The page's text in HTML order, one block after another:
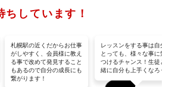
ちしています！
札幌駅の近くだからお仕事
がしやすく、会員様に教え
る事で改めて発見すること
もあるので自分の成長にも
繋がります！
レッスンをする事は自分
とっても、様々な事に気
つけるチャンス！生徒と
緒に自分も上手くなろう